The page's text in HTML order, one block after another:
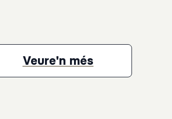
Veure'n més